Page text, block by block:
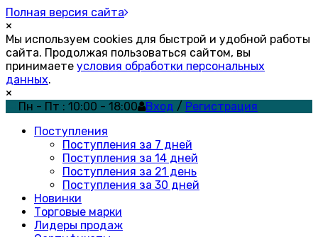
Полная версия сайта
×
Мы используем cookies для быстрой и удобной работы
сайта. Продолжая пользоваться сайтом, вы
принимаете условия обработки персональных
данных.
×
Пн - Пт : 10:00 - 18:00
Вход / Регистрация
Поступления
Поступления за 7 дней
Поступления за 14 дней
Поступления за 21 день
Поступления за 30 дней
Новинки
Торговые марки
Лидеры продаж